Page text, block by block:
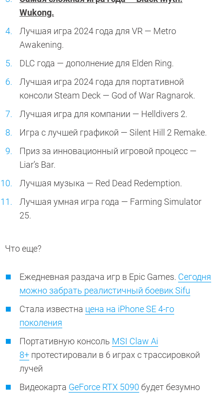
Wukong.
Лучшая игра 2024 года для VR — Metro
Awakening.
DLC года — дополнение для Elden Ring.
Лучшая игра 2024 года для портативной
консоли Steam Deck — God of War Ragnarok.
Лучшая игра для компании — Helldivers 2.
Игра с лучшей графикой — Silent Hill 2 Remake.
Приз за инновационный игровой процесс —
Liar’s Bar.
Лучшая музыка — Red Dead Redemption.
Лучшая умная игра года — Farming Simulator
25.
Что еще?
Ежедневная раздача игр в Epic Games. Сегодня
можно забрать реалистичный боевик Sifu
Стала известна цена на iPhone SE 4-го
поколения
Портативную консоль MSI Claw Ai
8+ протестировали в 6 играх с трассировкой
лучей
Видеокарта GeForce RTX 5090 будет безумно